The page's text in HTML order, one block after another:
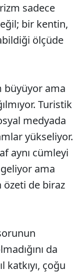
sadece
bir kentin,
ölçüde
büyüyor ama
Turistik
medyada
yükseliyor.
aynı cümleyi
ama
özeti de biraz
da
katkıyı, çoğu